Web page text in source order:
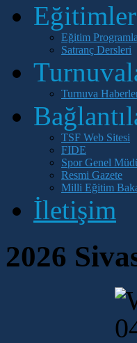
Eğitimler
Eğitim
Satranç Dersleri
Turnuva
TSF Web Sitesi
FIDE
Spor Genel
Resmi Gazete
Milli Eğitim
İletişim
2026